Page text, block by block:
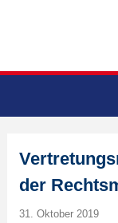
der
31. Oktober 2019